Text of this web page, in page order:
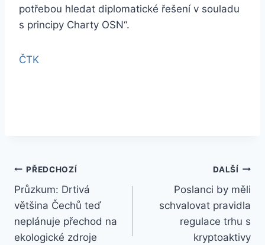
potřebou hledat diplomatické řešení v souladu
s principy Charty OSN“.
ČTK
Navigace
pro
příspěvek
PŘEDCHOZÍ
Průzkum: Drtivá
většina Čechů teď
neplánuje přechod na
ekologické zdroje
DALŠÍ
Poslanci by měli
schvalovat pravidla
regulace trhu s
kryptoaktivy